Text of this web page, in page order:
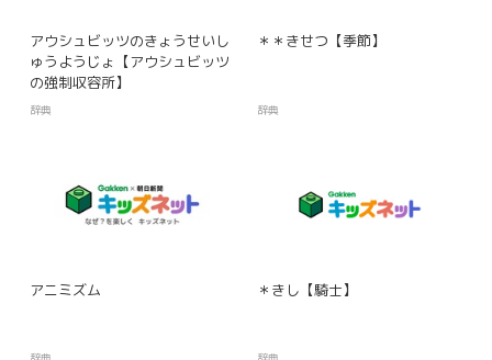
アウシュビッツのきょうせいし
ゅうようじょ【アウシュビッツ
の強制収容所】
辞典
＊＊きせつ【季節】
辞典
アニミズム ＊きし【騎士】